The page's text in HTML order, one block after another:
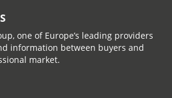
one of Europe’s leading providers
information between buyers and
market.